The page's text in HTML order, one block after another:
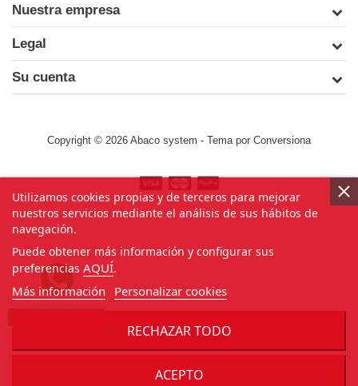
Nuestra empresa
Legal
Su cuenta
Utilizamos cookies propias y de terceros para mejorar
nuestros servicios mediante el análisis de sus hábitos de
navegación.
Puede obtener más información y configurar sus
preferencias AQUÍ.
Más información Personalizar cookies
RECHAZAR TODO
ACEPTO
Copyright © 2026 Abaco system - Tema por Conversiona